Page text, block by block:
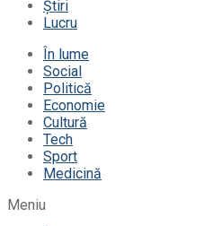
Știri
Lucru
În lume
Social
Politică
Economie
Cultură
Tech
Sport
Medicină
Meniu